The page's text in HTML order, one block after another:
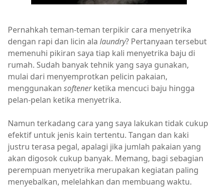
Pernahkah teman-teman terpikir cara menyetrika
dengan rapi dan licin ala laundry? Pertanyaan tersebut
memenuhi pikiran saya tiap kali menyetrika baju di
rumah. Sudah banyak tehnik yang saya gunakan,
mulai dari menyemprotkan pelicin pakaian,
menggunakan softenerketika mencuci baju hingga
pelan-pelan ketika menyetrika.
Namun terkadang cara yang saya lakukan tidak cukup
efektif untuk jenis kain tertentu. Tangan dan kaki
justru terasa pegal, apalagi jika jumlah pakaian yang
akan digosok cukup banyak. Memang, bagi sebagian
perempuan menyetrika merupakan kegiatan paling
menyebalkan, melelahkan dan membuang waktu.